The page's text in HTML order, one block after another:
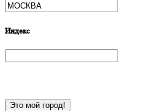
Индекс
Это мой город!